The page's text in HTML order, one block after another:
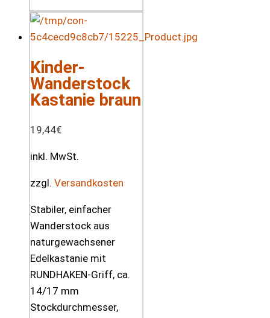
Kinder-
Wanderstock
Kastanie braun
19,44€
inkl. MwSt.
zzgl. Versandkosten
Stabiler, einfacher
Wanderstock aus
naturgewachsener
Edelkastanie mit
RUNDHAKEN-Griff, ca.
14/17 mm
Stockdurchmesser,